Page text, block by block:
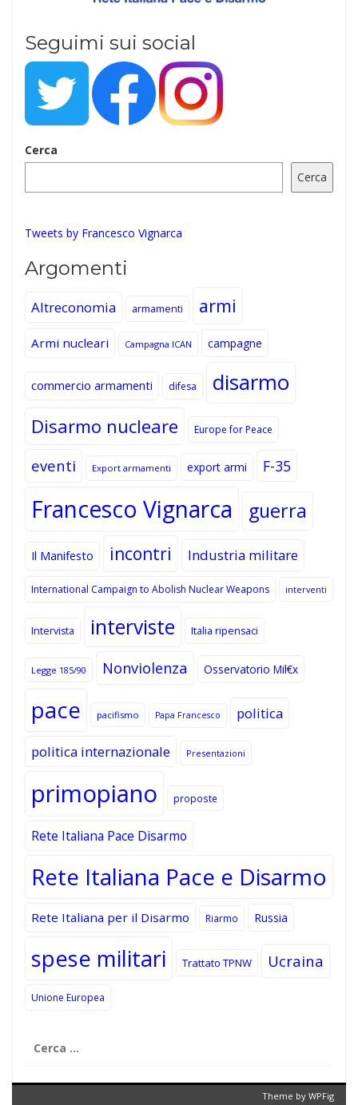
Seguimi sui social
Cerca
Cerca
Tweets by Francesco Vignarca
Argomenti
Altreconomia armamenti armi
Armi nucleari Campagna ICAN campagne
commercio armamenti difesa disarmo
Disarmo nucleare Europe for Peace
eventi Export armamenti export armi F-35
Francesco Vignarca guerra
Il Manifesto incontri Industria militare
International Campaign to Abolish Nuclear Weapons interventi
Intervista interviste Italia ripensaci
Legge 185/90 Nonviolenza Osservatorio Mil€x
pace pacifismo Papa Francesco politica
politica internazionale Presentazioni
primopiano proposte
Rete Italiana Pace Disarmo
Rete Italiana Pace e Disarmo
Rete Italiana per il Disarmo Riarmo Russia
spese militari Trattato TPNW Ucraina
Unione Europea
per:
Theme by WPFig